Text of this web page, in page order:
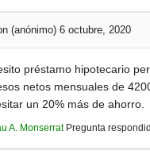
(anónimo) 6 octubre, 2020
préstamo hipotecario
netos mensuales de
un 20% más de ahorro.
A. MonserratPregunta